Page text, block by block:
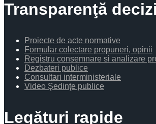
Transparenţă
Proiecte de acte normative
Formular colectare propuneri, opinii
Registru consemnare si analizare
Dezbateri publice
Consultari interministeriale
Video Şedinţe publice
Legături rapide